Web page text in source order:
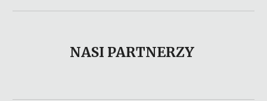
NASI PARTNERZY